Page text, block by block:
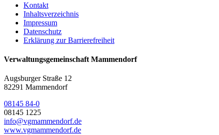
Kontakt
Inhaltsverzeichnis
Impressum
Datenschutz
Erklärung zur Barrierefreiheit
Verwaltungsgemeinschaft Mammendorf
Augsburger Straße 12
82291 Mammendorf
08145 84-0
08145 1225
info@vgmammendorf.de
www.vgmammendorf.de